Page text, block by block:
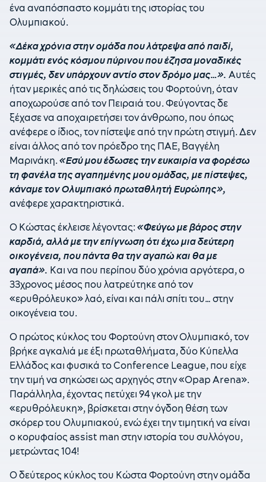
ένα αναπόσπαστο κομμάτι της ιστορίας του
Ολυμπιακού.
«Δέκα χρόνια στην ομάδα που λάτρεψα από παιδί,
κομμάτι ενός κόσμου πύρινου που έζησα μοναδικές
στιγμές, δεν υπάρχουν αντίο στον δρόμο μας…». Αυτές
ήταν μερικές από τις δηλώσεις του Φορτούνη, όταν
αποχωρούσε από τον Πειραιά του. Φεύγοντας δε
ξέχασε να αποχαιρετήσει τον άνθρωπο, που όπως
ανέφερε ο ίδιος, τον πίστεψε από την πρώτη στιγμή. Δεν
είναι άλλος από τον πρόεδρο της ΠΑΕ, Βαγγέλη
Μαρινάκη. «Εσύ μου έδωσες την ευκαιρία να φορέσω
τη φανέλα της αγαπημένης μου ομάδας, με πίστεψες,
κάναμε τον Ολυμπιακό πρωταθλητή Ευρώπης»,
ανέφερε χαρακτηριστικά.
Ο Κώστας έκλεισε λέγοντας: «Φεύγω με βάρος στην
καρδιά, αλλά με την επίγνωση ότι έχω μια δεύτερη
οικογένεια, που πάντα θα την αγαπώ και θα με
αγαπά». Και να που περίπου δύο χρόνια αργότερα, ο
33χρονος μέσος που λατρεύτηκε από τον
«ερυθρόλευκο» λαό, είναι και πάλι σπίτι του… στην
οικογένεια του.
Ο πρώτος κύκλος του Φορτούνη στον Ολυμπιακό, τον
βρήκε αγκαλιά με έξι πρωταθλήματα, δύο Κύπελλα
Ελλάδος και φυσικά το Conference League, που είχε
την τιμή να σηκώσει ως αρχηγός στην «Opap Arena».
Παράλληλα, έχοντας πετύχει 94 γκολ με την
«ερυθρόλευκη», βρίσκεται στην όγδοη θέση των
σκόρερ του Ολυμπιακού, ενώ έχει την τιμητική να είναι
ο κορυφαίος assist man στην ιστορία του συλλόγου,
μετρώντας 104!
Ο δεύτερος κύκλος του Κώστα Φορτούνη στην ομάδα